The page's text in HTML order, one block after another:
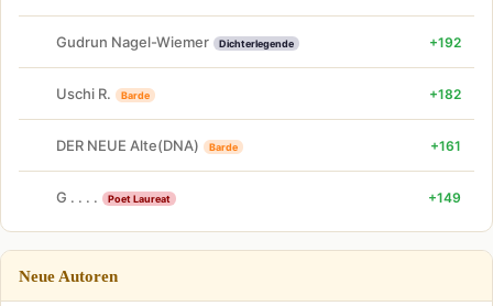
Gudrun Nagel-Wiemer Dichterlegende +192
Uschi R. Barde +182
DER NEUE Alte(DNA) Barde +161
G . . . . Poet Laureat +149
Neue Autoren